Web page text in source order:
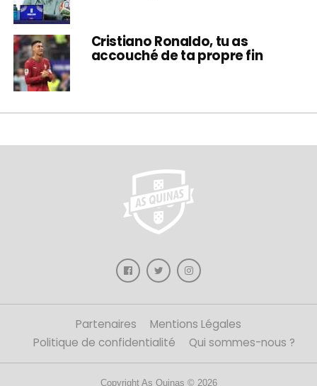
Cristiano Ronaldo, tu as
accouché de ta propre fin
Partenaires
Mentions Légales
Politique de confidentialité
Qui sommes-nous ?
Copyright As Quinas © 2026